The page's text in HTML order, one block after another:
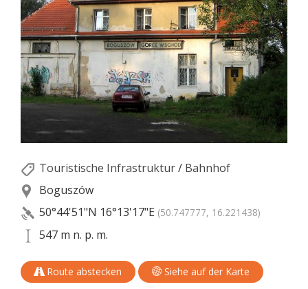
Touristische Infrastruktur/ Bahnhof
Boguszów
50°44'51"N 16°13'17"E (50.747777, 16.221438)
547 m n. p. m.
Route abstecken Siehe auf der Karte